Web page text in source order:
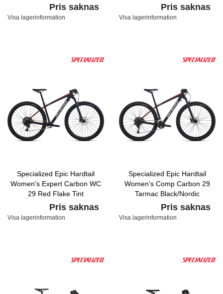
Pris saknas
Visa lagerinformation
Carbon/Hyper/Tarmac Black
Pris saknas
Visa lagerinformation
Specialized Epic Hardtail
Women's Expert Carbon WC
29 Red Flake Tint
Carbon/Nordic Red/Baby Blue
Pris saknas
Visa lagerinformation
Specialized Epic Hardtail
Women's Comp Carbon 29
Tarmac Black/Nordic
Red/White Metallic Silver
Pris saknas
Visa lagerinformation